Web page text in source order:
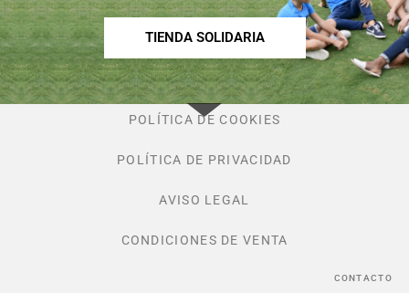
TIENDA SOLIDARIA
POLÍTICA DE COOKIES
POLÍTICA DE PRIVACIDAD
AVISO LEGAL
CONDICIONES DE VENTA
CONTACTO